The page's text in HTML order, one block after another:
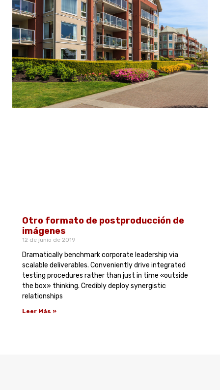
Otro formato de postproducción de
imágenes
12 de junio de 2019
Dramatically benchmark corporate leadership via
scalable deliverables. Conveniently drive integrated
testing procedures rather than just in time «outside
the box» thinking. Credibly deploy synergistic
relationships
Leer Más »